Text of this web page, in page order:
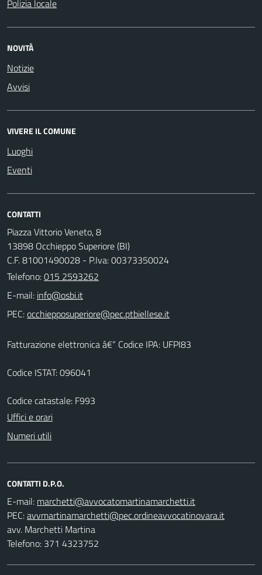
Polizia locale
NOVITÀ
Notizie
Avvisi
VIVERE IL COMUNE
Luoghi
Eventi
CONTATTI
Piazza Vittorio Veneto, 8
13898 Occhieppo Superiore (BI)
C.F. 81001490028 - P.Iva: 00373350024
Telefono:015 2593262
E-mail:
PEC:
Fatturazione elettronica â€“ Codice IPA: UFPI83
Codice ISTAT: 096041
Codice catastale: F993
Uffici e orari
Numeri utili
CONTATTI D.P.O.
E-mail:
PEC:
avv. Marchetti Martina
Telefono: 371 4323752